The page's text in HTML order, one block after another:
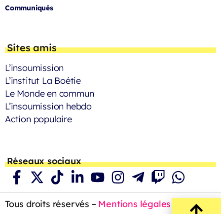
Communiqués
Sites amis
L’insoumission
L’institut La Boétie
Le Monde en commun
L’insoumission hebdo
Action populaire
Réseaux sociaux
Tous droits réservés – Mentions légales – 2023